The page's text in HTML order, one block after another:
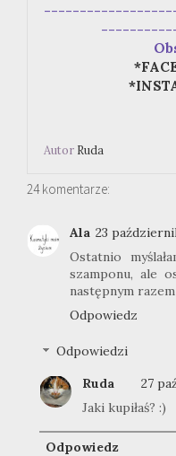
Autor Ruda
24 komentarze:
Ala 23
Ostatnio
szamponu, ale
następnym
Odpowiedz
Odpowiedzi
Ruda
27
Jaki kupiłaś? :)
Odpowiedz